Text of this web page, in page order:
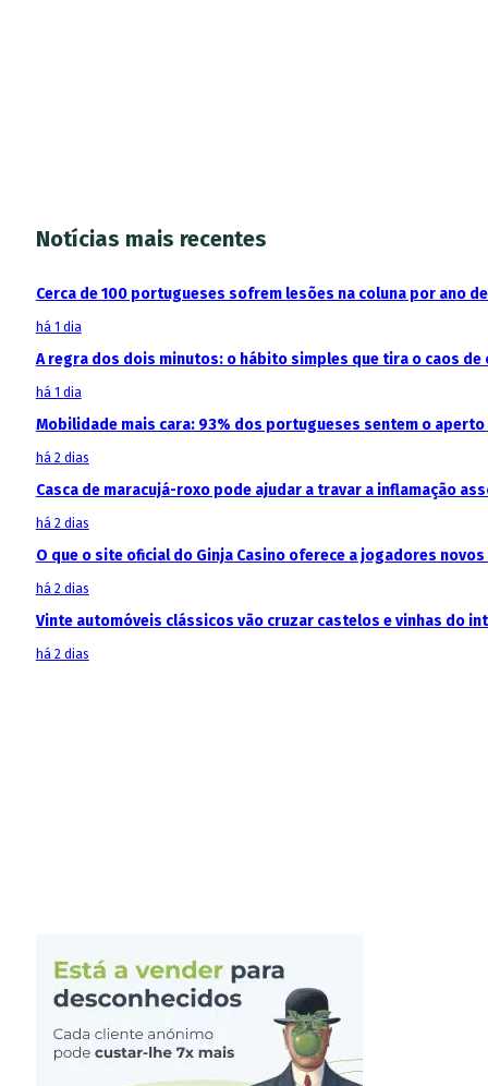
Notícias mais recentes
Cerca de 100 portugueses sofrem lesões na coluna por ano
há 1 dia
A regra dos dois minutos: o hábito simples que tira o caos de
há 1 dia
Mobilidade mais cara: 93% dos portugueses sentem o
há 2 dias
Casca de maracujá-roxo pode ajudar a travar a inflamação
há 2 dias
O que o site oficial do Ginja Casino oferece a jogadores
há 2 dias
Vinte automóveis clássicos vão cruzar castelos e vinhas do
há 2 dias